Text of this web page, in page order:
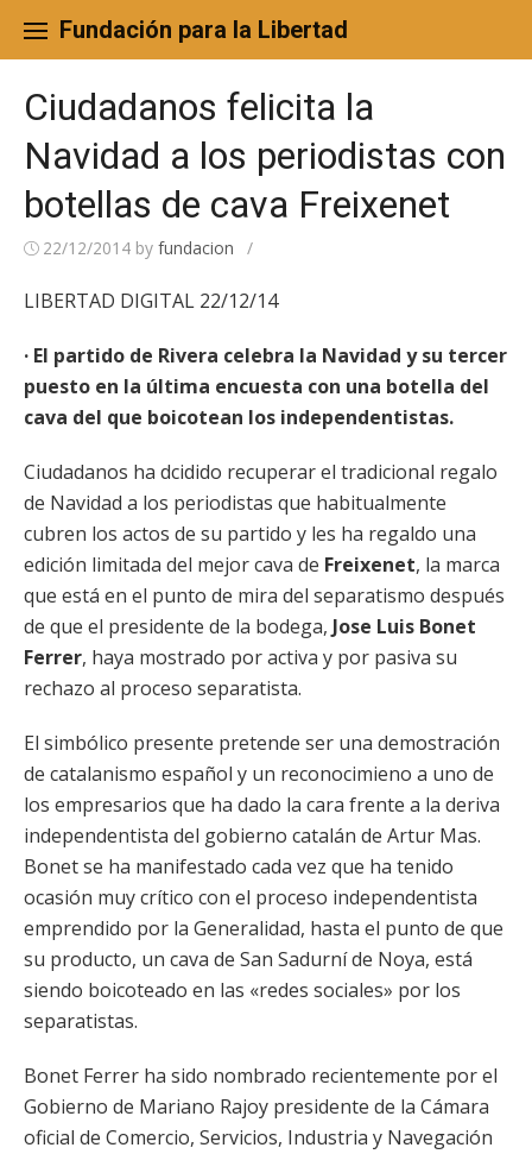
content
Fundación para la Libertad
Ciudadanos felicita la
Navidad a los periodistas con
botellas de cava Freixenet
22/12/2014 by fundacion /
LIBERTAD DIGITAL 22/12/14
· El partido de Rivera celebra la Navidad y su tercer
puesto en la última encuesta con una botella del
cava del que boicotean los independentistas.
Ciudadanos ha dcidido recuperar el tradicional regalo
de Navidad a los periodistas que habitualmente
cubren los actos de su partido y les ha regaldo una
edición limitada del mejor cava de Freixenet, la marca
que está en el punto de mira del separatismo después
de que el presidente de la bodega, Jose Luis Bonet
Ferrer, haya mostrado por activa y por pasiva su
rechazo al proceso separatista.
El simbólico presente pretende ser una demostración
de catalanismo español y un reconocimieno a uno de
los empresarios que ha dado la cara frente a la deriva
independentista del gobierno catalán de Artur Mas.
Bonet se ha manifestado cada vez que ha tenido
ocasión muy crítico con el proceso independentista
emprendido por la Generalidad, hasta el punto de que
su producto, un cava de San Sadurní de Noya, está
siendo boicoteado en las «redes sociales» por los
separatistas.
Bonet Ferrer ha sido nombrado recientemente por el
Gobierno de Mariano Rajoy presidente de la Cámara
oficial de Comercio, Servicios, Industria y Navegación